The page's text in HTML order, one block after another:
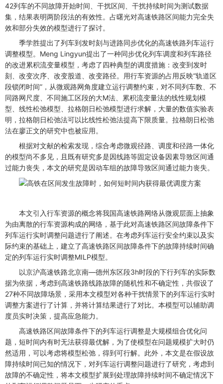
42列车的不同故障开始时间、干扰区间、干扰持续时间为测试数据
集，结果表明两阶段法的有效性。占曙光对高速铁路区间能力完全失
效和部分失效的模型进行了探讨。
季学胜提出了列车到发时刻与进路同步优化的高速铁路列车运行
调整模型。Meng Lingyun提出了一种同步优化列车调度和列车路径
的改进累积流变量模型，考虑了四种典型的调度措施：改变到发时
刻、改变次序、改变股道、改变路径。用行车资源的占用反映“轨道区
段锁闭时间”，从微观路网角度建立运行调整约束，对不同列车数、不
同路网尺度、不同施工区段的大M法、累积流变量法的线性规划模
型、线性松弛模型、拉格朗日松弛模型进行求解，大量的数值实验表
明，拉格朗日松弛法可以比线性松弛法提高下限质量。拉格朗日松弛
法在廖正文的研究中也被应用。
根据对文献的检索发现，综合考虑微观径路、调度和径路一体化
的模型尚不多见，且既有研究多是因线路等固定设备因素导致区间通
过能力丧失，本文的研究是因动车组的故障导致区间通过能力丧失。
本文引入行车资源的概念将我国高速铁路网络从微观层面上抽象
为由离散的行车资源构成的网络，基于此对高速铁路区间故障条件下
列车运行实时调整问题进行了阐述。在考虑列车运行安全约束以及实
际约束的基础上，建立了高速铁路区间故障条件下的故障持续时间确
定的列车运行实时调整MILP模型。
以京沪高速铁路北京南—德州东区段3h时段的下行列车的实际数
据为依据，考虑到高速铁路线路故障的随机性和不确定性，共假设了
27种不同故障场景，采用本文模型对各种干扰情景下的列车运行实时
调整方案进行了计算，并将计算结果进行了对比。本模型可以辅助调
度员实时决策，提高应急能力。
高速铁路区间故障条件下的列车运行调整是大规模组合优化问
题，短时间内有时无法获得最优解，为了使模型在问题规模扩大时仍
然适用，可以考虑将模型松弛，得到可行解。此外，本文是在假设故
障持续时间已知的情况下，对列车运行调整问题进行了研究，考虑到
故障的不确定性，将本文模型扩展到处理故障持续时间不确定情况下